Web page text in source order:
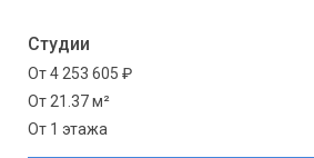
Студии
От 4 253 605 ₽
От 21.37 м²
От 1 этажа